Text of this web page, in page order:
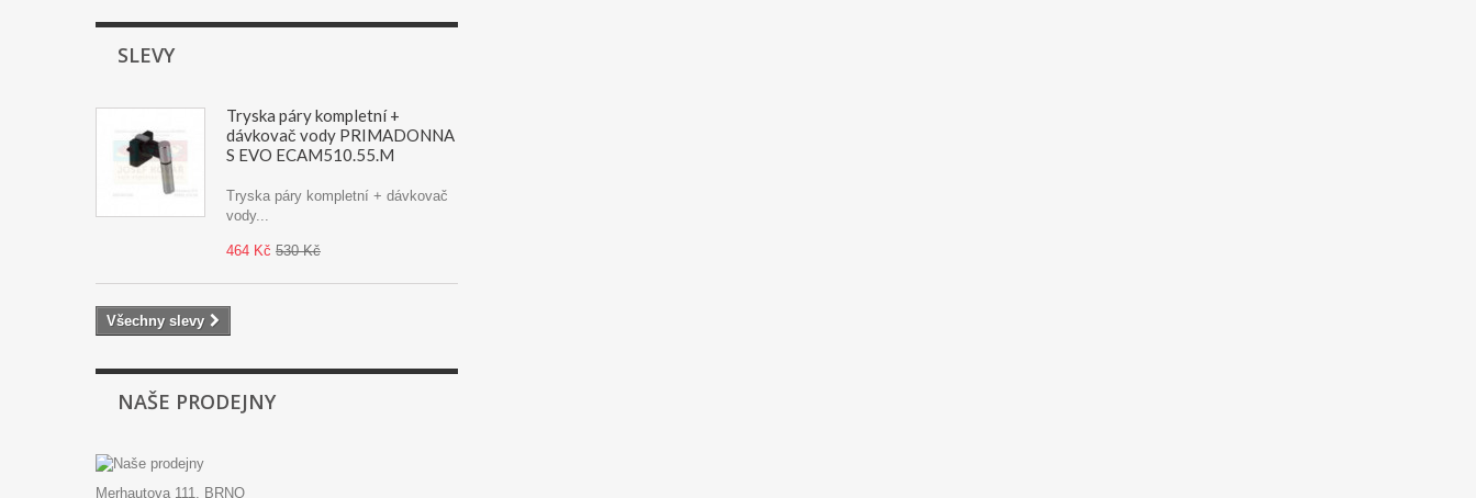
SLEVY
Tryska páry kompletní +
dávkovač vody PRIMADONNA
S EVO ECAM510.55.M
Tryska páry kompletní + dávkovač
vody...
464 Kč 530 Kč
Všechny slevy
NAŠE PRODEJNY
Merhautova 111, BRNO